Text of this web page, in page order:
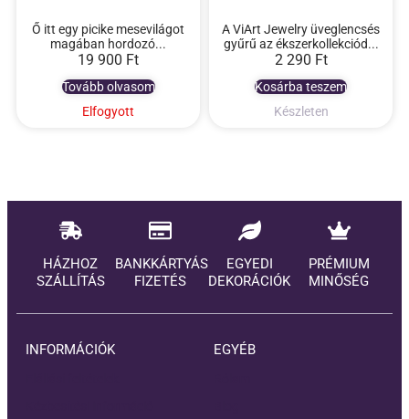
Elfogyott
19 900 Ft
Ő itt egy picike mesevilágot
magában hordozó...
Tovább olvasom
Készleten
2 290 Ft
A ViArt Jewelry üveglencsés
gyűrű az ékszerkollekciód...
Kosárba teszem
HÁZHOZ
SZÁLLÍTÁS
BANKKÁRTYÁS
FIZETÉS
EGYEDI
DEKORÁCIÓK
PRÉMIUM
MINŐSÉG
INFORMÁCIÓK EGYÉB